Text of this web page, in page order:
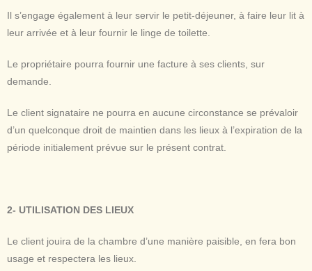
Il s’engage également à leur servir le petit-déjeuner, à faire leur lit à
leur arrivée et à leur fournir le linge de toilette.
Le propriétaire pourra fournir une facture à ses clients, sur
demande.
Le client signataire ne pourra en aucune circonstance se prévaloir
d’un quelconque droit de maintien dans les lieux à l’expiration de la
période initialement prévue sur le présent contrat.
2- UTILISATION DES LIEUX
Le client jouira de la chambre d’une manière paisible, en fera bon
usage et respectera les lieux.